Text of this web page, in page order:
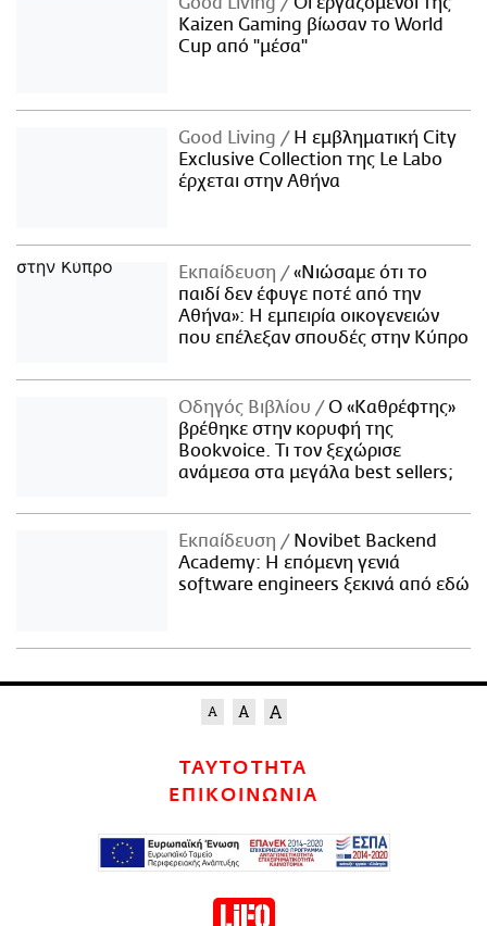
Kaizen Gaming βίωσαν το World
Cup από "μέσα"
Good Living
Η εμβληματική City
Exclusive Collection της Le Labo
έρχεται στην Αθήνα
Εκπαίδευση
«Νιώσαμε ότι το
παιδί δεν έφυγε ποτέ από την
Αθήνα»: Η εμπειρία οικογενειών
που επέλεξαν σπουδές στην Κύπρο
Οδηγός Βιβλίου
Ο «Καθρέφτης»
βρέθηκε στην κορυφή της
Bookvoice. Τι τον ξεχώρισε
ανάμεσα στα μεγάλα best sellers;
Εκπαίδευση
Novibet Backend
Academy: Η επόμενη γενιά
software engineers ξεκινά από εδώ
ΤΑΥΤΟΤΗΤΑ
ΕΠΙΚΟΙΝΩΝΙΑ